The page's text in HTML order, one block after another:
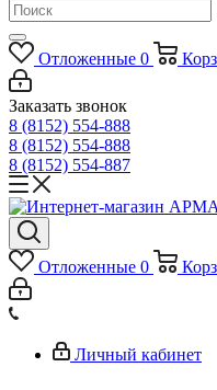
Отложенные 0
Заказать звонок
8 (8152) 554-888
8 (8152) 554-888
8 (8152) 554-887
Отложенные 0
Личный кабинет